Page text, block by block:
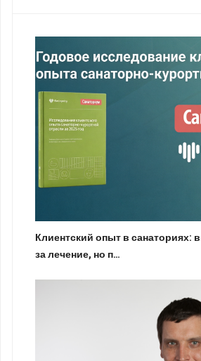
Клиентский опыт в санаториях:
за лечение, но п…